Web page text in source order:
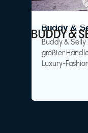
Buddy &
Buddy & Selly
größter
Luxury-